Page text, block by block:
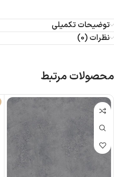
توضیحات تکمیلی
نظرات (0)
محصولات مرتبط